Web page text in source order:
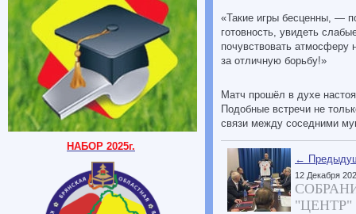
НАБОР 2025г.
«Такие игры бесценны, —
готовность, увидеть
почувствовать атмосферу
за отличную борьбу!»
Матч прошёл в духе
Подобные встречи не
связи между соседними
←
12 Декабря
"ЦЕНТР"